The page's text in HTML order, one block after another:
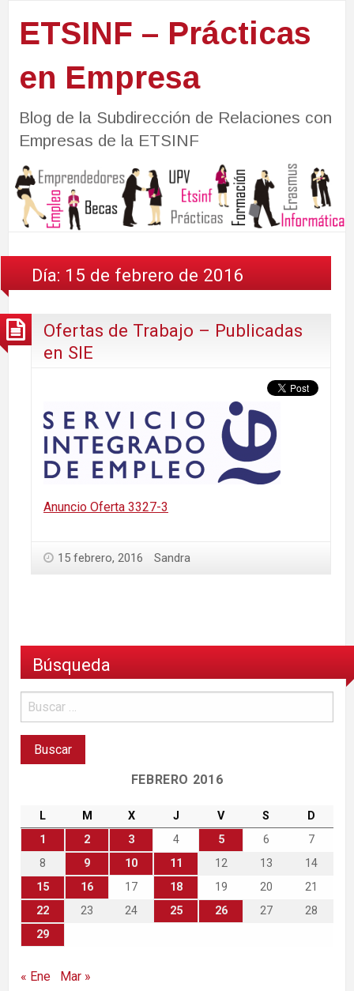
ETSINF – Prácticas
en Empresa
Blog de la Subdirección de Relaciones con
Empresas de la ETSINF
Día: 15 de febrero de 2016
Ofertas de Trabajo – Publicadas
en SIE
Anuncio Oferta 3327-3
15 febrero, 2016 Sandra
Búsqueda
FEBRERO 2016
L M X J V S
D
1
2 3 4 5 6
7
8
9 10 11 12 13
14
15
16 17 18 19 20
21
22
23 24 25 26 27
28
29
« Ene Mar »